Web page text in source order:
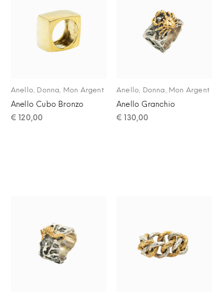
Anello, Donna, Mon Argent
Anello Cubo Bronzo
€ 120,00
Anello, Donna, Mon Argent
Anello Granchio
€ 130,00